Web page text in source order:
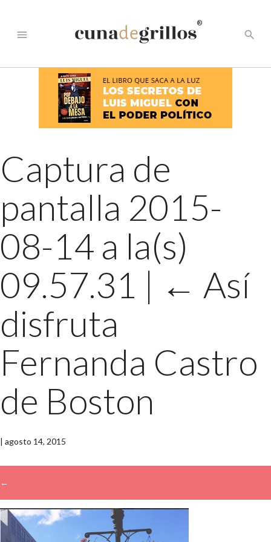
menu
®
search
Captura de
pantalla 2015-
08-14 a la(s)
09.57.31 | ← Así
disfruta
Fernanda Castro
de Boston
| agosto 14, 2015
←
→